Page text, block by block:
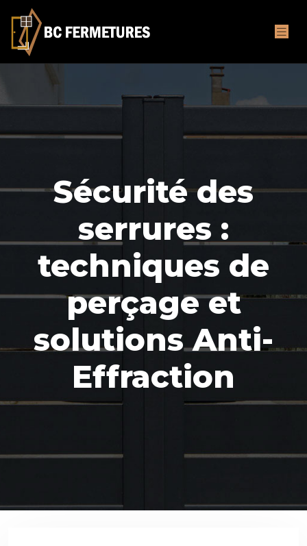
Sécurité des
serrures :
techniques de
perçage et
solutions Anti-
Effraction